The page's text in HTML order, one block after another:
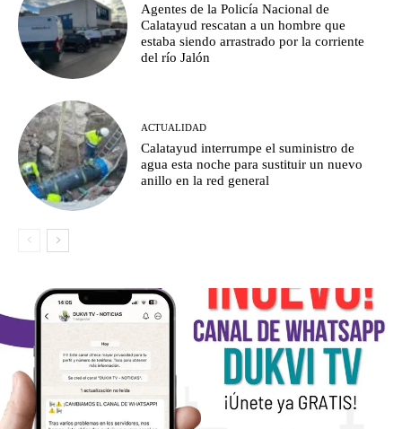
Agentes de la Policía Nacional de
Calatayud rescatan a un hombre que
estaba siendo arrastrado por la corriente
del río Jalón
ACTUALIDAD
Calatayud interrumpe el suministro de
agua esta noche para sustituir un nuevo
anillo en la red general